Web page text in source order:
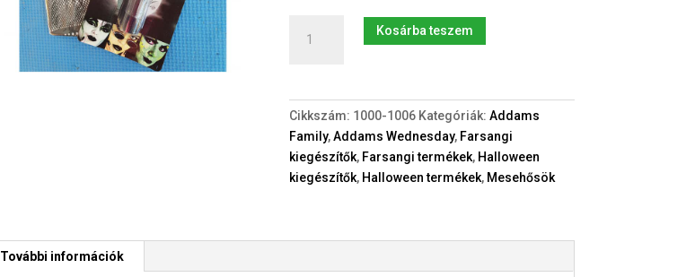
Kesztyű
mennyiség
Kosárba teszem
Cikkszám: 1000-1006 Kategóriák:Addams
Family,Addams Wednesday, Farsangi
kiegészítők, Farsangi termékek, Halloween
kiegészítők, Halloween termékek, Mesehősök
További információk